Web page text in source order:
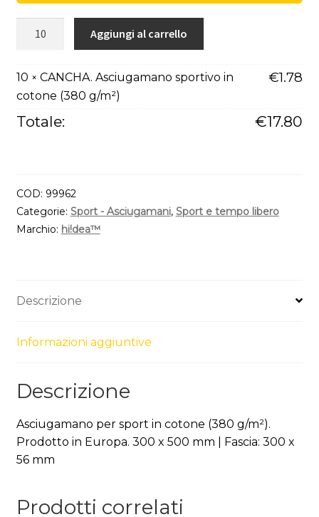
in
cotone
(380
Aggiungi al carrello
10 × CANCHA. Asciugamano sportivo in
cotone (380 g/m²)
€1.78
Totale: €17.80
COD: 99962
Categorie: Sport - Asciugamani, Sport e tempo libero
Marchio: hi!dea™
Descrizione
Informazioni aggiuntive
Descrizione
Asciugamano per sport in cotone (380 g/m²).
Prodotto in Europa. 300 x 500 mm | Fascia: 300 x
56 mm
Prodotti correlati